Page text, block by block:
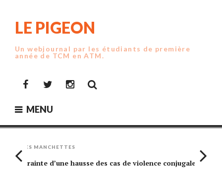
LE PIGEON
Un webjournal par les étudiants de première
année de TCM en ATM.
FacebookTwitterInstagram
MENU
LES MANCHETTES
Crainte d’une hausse des cas de violence conjugale